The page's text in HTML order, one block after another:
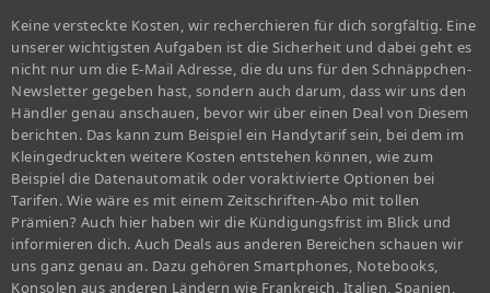
Keine versteckte Kosten, wir recherchieren für dich sorgfältig. Eine
unserer wichtigsten Aufgaben ist die Sicherheit und dabei geht es
nicht nur um die E-Mail Adresse, die du uns für den Schnäppchen-
Newsletter gegeben hast, sondern auch darum, dass wir uns den
Händler genau anschauen, bevor wir über einen Deal von Diesem
berichten. Das kann zum Beispiel ein Handytarif sein, bei dem im
Kleingedruckten weitere Kosten entstehen können, wie zum
Beispiel die Datenautomatik oder voraktivierte Optionen bei
Tarifen. Wie wäre es mit einem Zeitschriften-Abo mit tollen
Prämien? Auch hier haben wir die Kündigungsfrist im Blick und
informieren dich. Auch Deals aus anderen Bereichen schauen wir
uns ganz genau an. Dazu gehören Smartphones, Notebooks,
Konsolen aus anderen Ländern wie Frankreich, Italien, Spanien,